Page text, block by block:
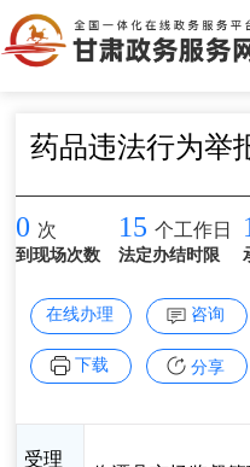
药品违法行为举
0 次
到现场次数
15 个工作日
法定办结时限
在线办理 咨询
下载 分享
受理